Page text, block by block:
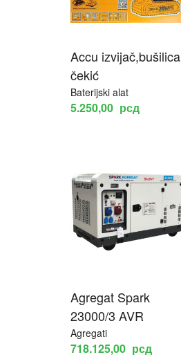
Accu izvijač,bušilica
čekić
Baterijski alat
5.250,00 рсд
Agregat Spark
23000/3 AVR
Agregati
718.125,00 рсд